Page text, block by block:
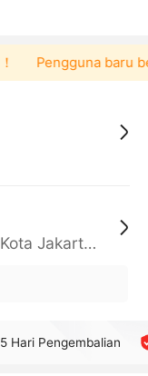
Pengguna baru
Daerah Khusus Ibukota Jakarta, Kota Jakarta Barat, Cengkareng, yy
5 Hari Pengembalian